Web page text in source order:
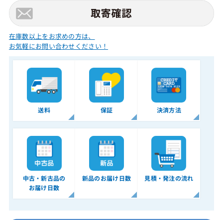
在庫数以上をお求めの方は、
お気軽にお問い合わせください！
送料 保証 決済方法
中古・新古品の
お届け日数
新品のお届け日数 見積・発注の流れ